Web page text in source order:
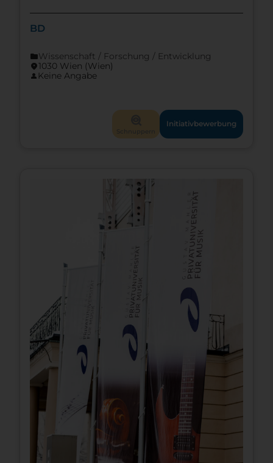
BD
folderWissenschaft / Forschung / Entwicklung
location_on1030 Wien (Wien)
person Keine Angabe
Initiativbewerbung